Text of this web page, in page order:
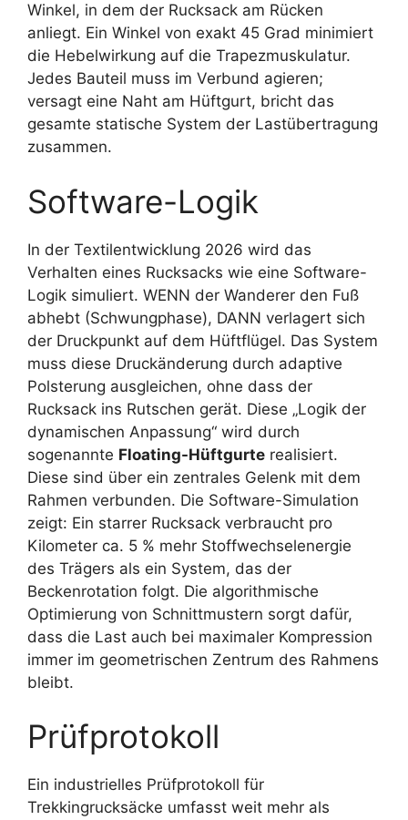
Winkel, in dem der Rucksack am Rücken
anliegt. Ein Winkel von exakt 45 Grad minimiert
die Hebelwirkung auf die Trapezmuskulatur.
Jedes Bauteil muss im Verbund agieren;
versagt eine Naht am Hüftgurt, bricht das
gesamte statische System der Lastübertragung
zusammen.
Software-Logik
In der Textilentwicklung 2026 wird das
Verhalten eines Rucksacks wie eine Software-
Logik simuliert. WENN der Wanderer den Fuß
abhebt (Schwungphase), DANN verlagert sich
der Druckpunkt auf dem Hüftflügel. Das System
muss diese Druckänderung durch adaptive
Polsterung ausgleichen, ohne dass der
Rucksack ins Rutschen gerät. Diese „Logik der
dynamischen Anpassung“ wird durch
sogenannte Floating-Hüftgurte realisiert.
Diese sind über ein zentrales Gelenk mit dem
Rahmen verbunden. Die Software-Simulation
zeigt: Ein starrer Rucksack verbraucht pro
Kilometer ca. 5 % mehr Stoffwechselenergie
des Trägers als ein System, das der
Beckenrotation folgt. Die algorithmische
Optimierung von Schnittmustern sorgt dafür,
dass die Last auch bei maximaler Kompression
immer im geometrischen Zentrum des Rahmens
bleibt.
Prüfprotokoll
Ein industrielles Prüfprotokoll für
Trekkingrucksäcke umfasst weit mehr als